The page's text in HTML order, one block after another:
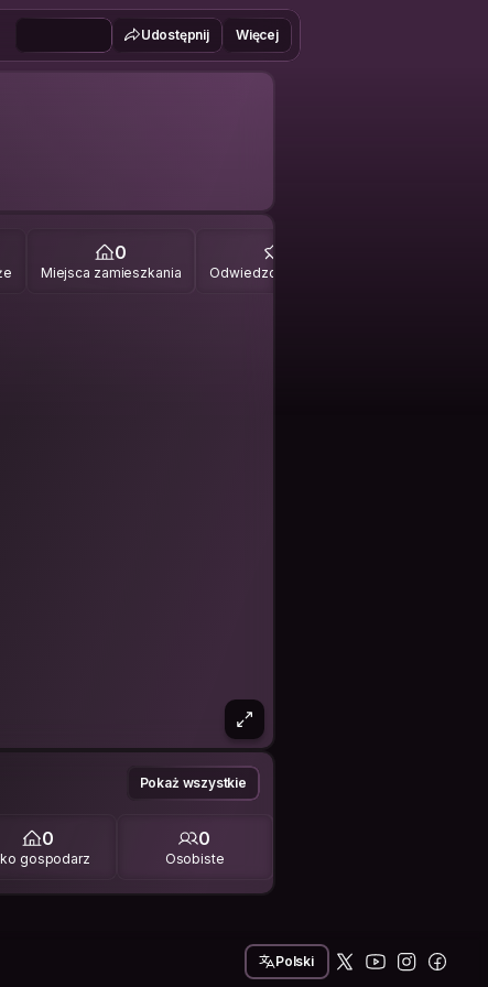
Udostępnij Więcej
0
Miejsca zamieszkania Odwiedzone miejsca
Pokaż wszystkie
0
gospodarz
0
Osobiste
Polski